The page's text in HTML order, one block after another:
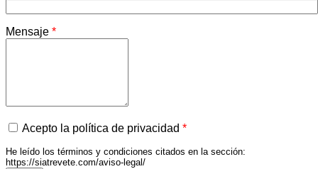
Mensaje *
Acepto la política de privacidad *
He leído los términos y condiciones citados en la sección:
https://siatrevete.com/aviso-legal/